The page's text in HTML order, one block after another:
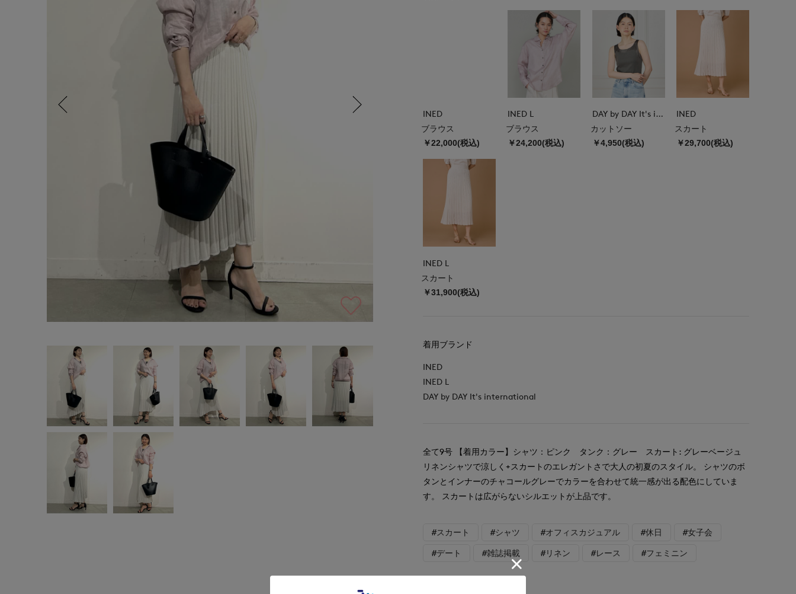
INED
ブラウス
￥22,000(税込)
INED L
ブラウス
￥24,200(税込)
DAY by DAY It's international
カットソー
￥4,950(税込)
INED
スカート
￥29,700(税込)
INED L
スカート
￥31,900(税込)
着用ブランド
INED
INED L
DAY by DAY It's international
全て9号 【着用カラー】シャツ：ピンク タンク：グレー スカート: グレーベージュ
リネンシャツで涼しく+スカートのエレガントさで大人の初夏のスタイル。 シャツのボ
タンとインナーのチャコールグレーでカラーを合わせて統一感が出る配色にしていま
す。 スカートは広がらないシルエットが上品です。
#スカート #シャツ #オフィスカジュアル #休日 #女子会
#デート #雑誌掲載 #リネン #レース #フェミニン